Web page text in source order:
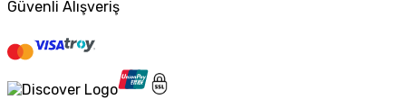
Güvenli Alışveriş